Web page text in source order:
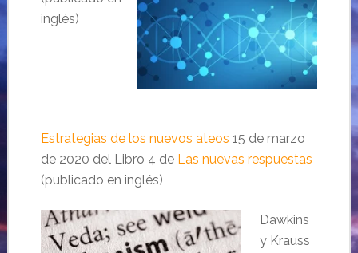
inglés)
Estrategias de los nuevos ateos 15 de marzo
de 2020 del Libro 4 de Las nuevas respuestas
(publicado en inglés)
Dawkins
y Krauss